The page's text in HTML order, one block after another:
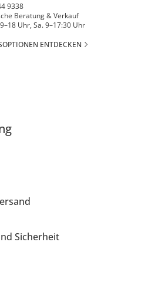
9338
Beratung & Verkauf
Uhr, Sa. 9–17:30 Uhr
ENTDECKEN
Sicherheit